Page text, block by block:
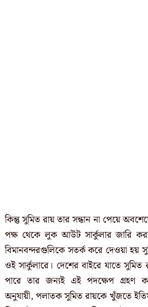
কিন্তু সুমিত রায় তার সন্ধান না পেয়ে
পক্ষ থেকে লুক আউট সার্কুলার জারি
বিমানবন্দরগুলিকে সতর্ক করে দেওয়া হয়
ওই সার্কুলারে। দেশের বাইরে যাতে সুমিত
পারে তার জন্যই এই পদক্ষেপ গ্রহণ
অনুযায়ী, পলাতক সুমিত রায়কে খুঁজতে